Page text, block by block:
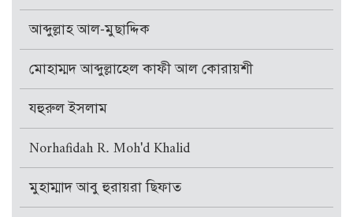
আব্দুল্লাহ আল-মুছাদ্দিক
মোহাম্মদ আব্দুল্লাহেল কাফী আল কোরায়শী
যহুরুল ইসলাম
Norhafidah R. Moh'd Khalid
মুহাম্মাদ আবু হুরায়রা ছিফাত